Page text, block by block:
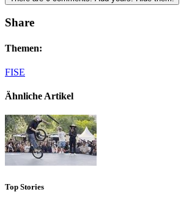
Share
Themen:
FISE
Ähnliche Artikel
Top Stories